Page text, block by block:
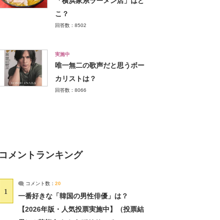
こ？
回答数：8502
実施中
唯一無二の歌声だと思うボー
カリストは？
回答数：8066
コメントランキング
1
コメント数： 20
一番好きな「韓国の男性俳優」は？
【2026年版・人気投票実施中】（投票結